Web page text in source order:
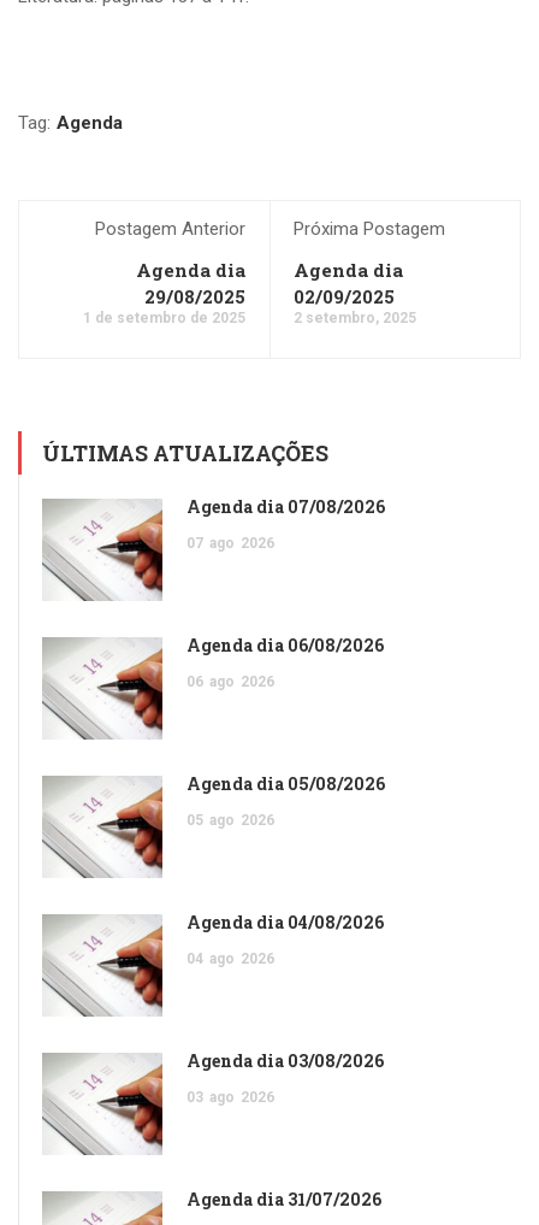
Tag: Agenda
Postagem Anterior
Agenda dia
29/08/2025
1 de setembro de 2025
Próxima Postagem
Agenda dia
02/09/2025
2 setembro, 2025
ÚLTIMAS ATUALIZAÇÕES
Agenda dia 07/08/2026
07 ago 2026
Agenda dia 06/08/2026
06 ago 2026
Agenda dia 05/08/2026
05 ago 2026
Agenda dia 04/08/2026
04 ago 2026
Agenda dia 03/08/2026
03 ago 2026
Agenda dia 31/07/2026